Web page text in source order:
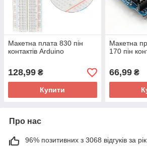
Макетна плата 830 пін
контактів Arduino
128,99 ₴
Купити
Макетна
170 пін
66,99₴
Про нас
96% позитивних з 3068 відгуків за рік